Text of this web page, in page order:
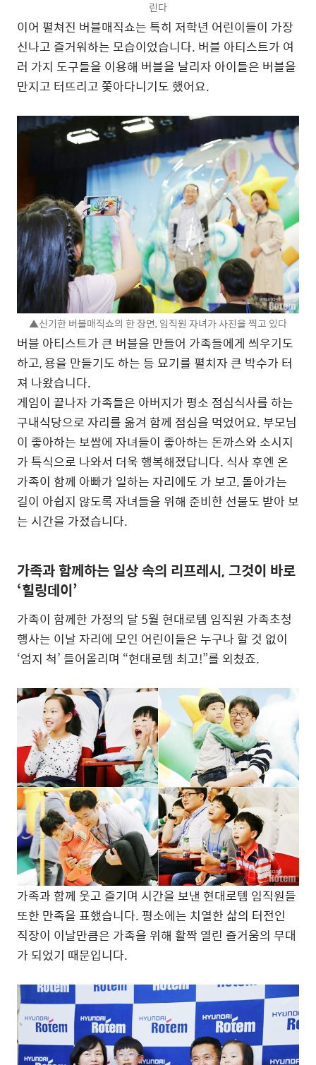
린다
이어 펼쳐진 버블매직쇼는 특히 저학년 어린이들이 가장
신나고 즐거워하는 모습이었습니다. 버블 아티스트가 여
러 가지 도구들을 이용해 버블을 날리자 아이들은 버블을
만지고 터뜨리고 쫓아다니기도 했어요.
▲신기한 버블매직쇼의 한 장면, 임직원 자녀가 사진을 찍고 있다
버블 아티스트가 큰 버블을 만들어 가족들에게 씌우기도
하고, 용을 만들기도 하는 등 묘기를 펼치자 큰 박수가 터
져 나왔습니다.
게임이 끝나자 가족들은 아버지가 평소 점심식사를 하는
구내식당으로 자리를 옮겨 함께 점심을 먹었어요. 부모님
이 좋아하는 보쌈에 자녀들이 좋아하는 돈까스와 소시지
가 특식으로 나와서 더욱 행복해졌답니다. 식사 후엔 온
가족이 함께 아빠가 일하는 자리에도 가 보고, 돌아가는
길이 아쉽지 않도록 자녀들을 위해 준비한 선물도 받아 보
는 시간을 가졌습니다.
가족과 함께하는 일상 속의 리프레시, 그것이 바로
‘힐링데이’
가족이 함께한 가정의 달 5월 현대로템 임직원 가족초청
행사는 이날 자리에 모인 어린이들은 누구나 할 것 없이
‘엄지 척’ 들어올리며 “현대로템 최고!”를 외쳤죠.
가족과 함께 웃고 즐기며 시간을 보낸 현대로템 임직원들
또한 만족을 표했습니다. 평소에는 치열한 삶의 터전인
직장이 이날만큼은 가족을 위해 활짝 열린 즐거움의 무대
가 되었기 때문입니다.